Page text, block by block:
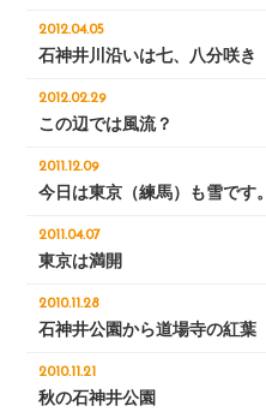
2012.04.05
石神井川沿いは七、八分咲き
2012.02.29
この辺では風流？
2011.12.09
今日は東京（練馬）も雪です。
2011.04.07
東京は満開
2010.11.28
石神井公園から道場寺の紅葉
2010.11.21
秋の石神井公園